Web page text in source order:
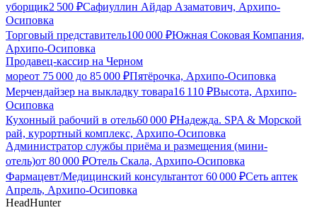
уборщик2 500 ₽Сафиуллин Айдар Азаматович, Архипо-
Осиповка
Торговый представитель100 000 ₽Южная Соковая Компания,
Архипо-Осиповка
Продавец-кассир на Черном
мореот 75 000 до 85 000 ₽Пятёрочка, Архипо-Осиповка
Мерчендайзер на выкладку товара16 110 ₽Высота, Архипо-
Осиповка
Кухонный рабочий в отель60 000 ₽Надежда. SPA & Морской
рай, курортный комплекс, Архипо-Осиповка
Администратор службы приёма и размещения (мини-
отель)от 80 000 ₽Отель Скала, Архипо-Осиповка
Фармацевт/Медицинский консультантот 60 000 ₽Сеть аптек
Апрель, Архипо-Осиповка
HeadHunter